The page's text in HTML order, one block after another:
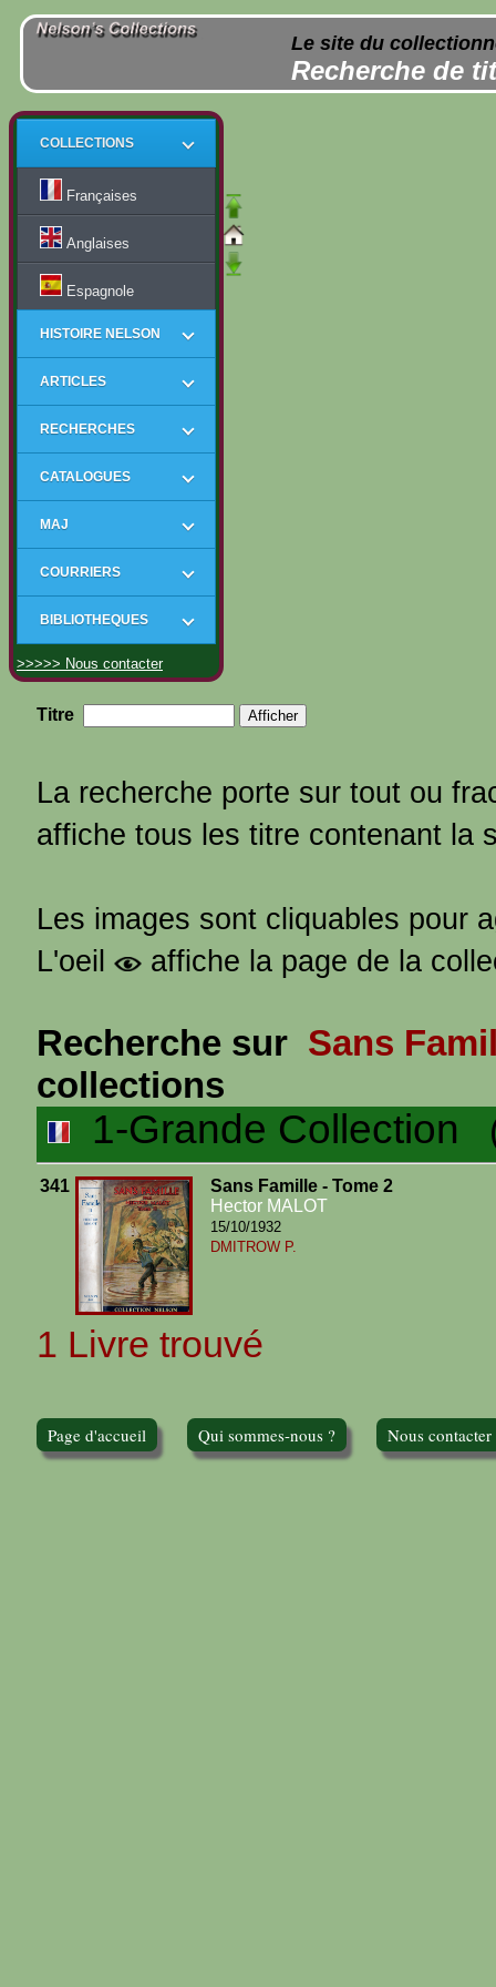
Le site du
Recherche de
COLLECTIONS
Françaises
Anglaises
Espagnole
HISTOIRE NELSON
ARTICLES
RECHERCHES
CATALOGUES
MAJ
COURRIERS
BIBLIOTHEQUES
>>>>> Nous contacter
Titre
La recherche porte sur tout ou
affiche tous les titre contenant la
Les images sont cliquables pour
L'oeil
affiche la page de la
Recherche sur Sans
collections
1-Grande Collection
341
Sans Famille - Tome 2
Hector MALOT
15/10/1932
DMITROW P.
1 Livre trouvé
Page d'accueil Qui sommes-nous ? Nous contacter